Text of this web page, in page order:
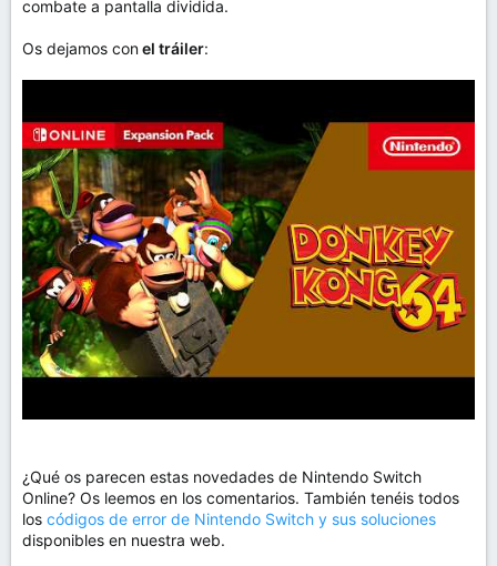
combate a pantalla dividida.
Os dejamos conel tráiler:
¿Qué os parecen estas novedades de Nintendo Switch
Online? Os leemos en los comentarios. También tenéis todos
los códigos de error de Nintendo Switch y sus soluciones
disponibles en nuestra web.